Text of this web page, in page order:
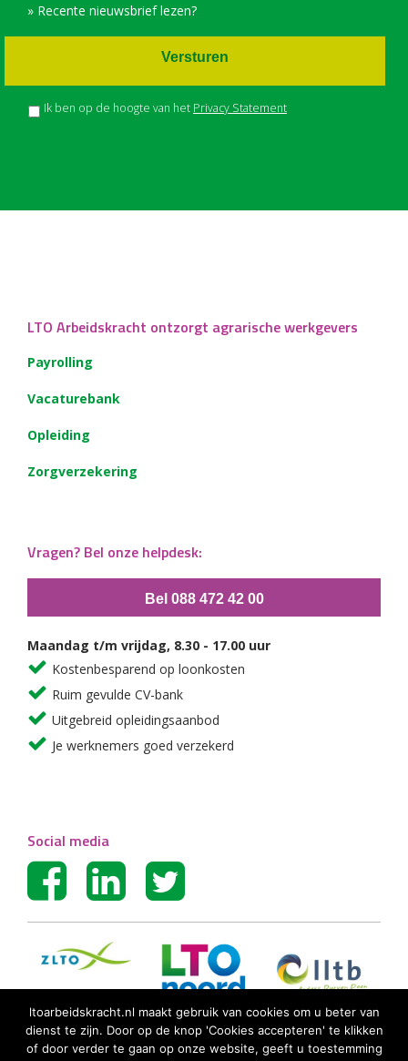
» Recente nieuwsbrief lezen?
Ik ben op de hoogte van het Privacy Statement
Versturen
LTO Arbeidskracht ontzorgt agrarische werkgevers
Payrolling
Vacaturebank
Opleiding
Zorgverzekering
Vragen? Bel onze helpdesk:
Bel 088 472 42 00
Maandag t/m vrijdag, 8.30 - 17.00 uur
Kostenbesparend op loonkosten
Ruim gevulde CV-bank
Uitgebreid opleidingsaanbod
Je werknemers goed verzekerd
Social media
ltoarbeidskracht.nl maakt gebruik van cookies om u beter van
dienst te zijn. Door op de knop 'Cookies accepteren' te klikken
of door verder te gaan op onze website, geeft u toestemming